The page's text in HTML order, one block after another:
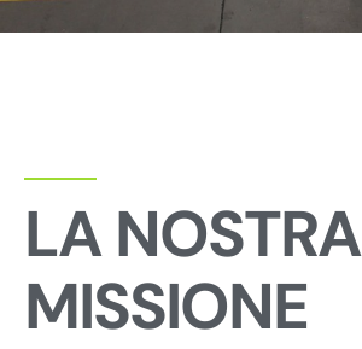
LA NOSTRA
MISSIONE